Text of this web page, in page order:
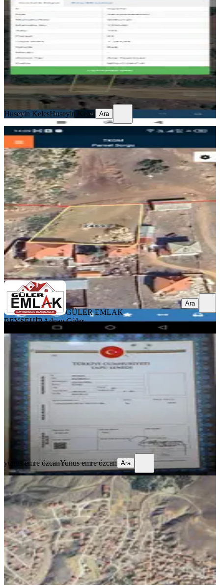
Yenişarbademli, Gölkonak Köyü
360/m²
Huseyin Keles Huseyin Keles
Huseyin KelesHuseyin Keles Ara
27
Fiyat Düştü Isparta Şarkikaraağaç
Fele Satılık Arsa
Şarkikaraağaç, Fele Köyü
1336 m²
06.11.2025
1.100.000 ₺1.500.000 ₺
GÜLER EMLAK BEYŞEHİRAdnan Güler
Ara
GÜLER EMLAK
BEYŞEHİRAdnan Güler
Ara
Yunus Emre Özcan İnşaat Emlâk
Keçiborlu, Çukurören Köyü
108 m²·1.417/m²
153.000 ₺
yunus emre özcanYunus emre özcan
yunus emre özcanYunus emre özcan Ara
Şarkikaraağaç'ta Projesi Hazır Satılık
Arsa
Şarkikaraağaç, Ulu Mahallesi
582 m²·2.921/m²·28.02.2026
1.700.000 ₺